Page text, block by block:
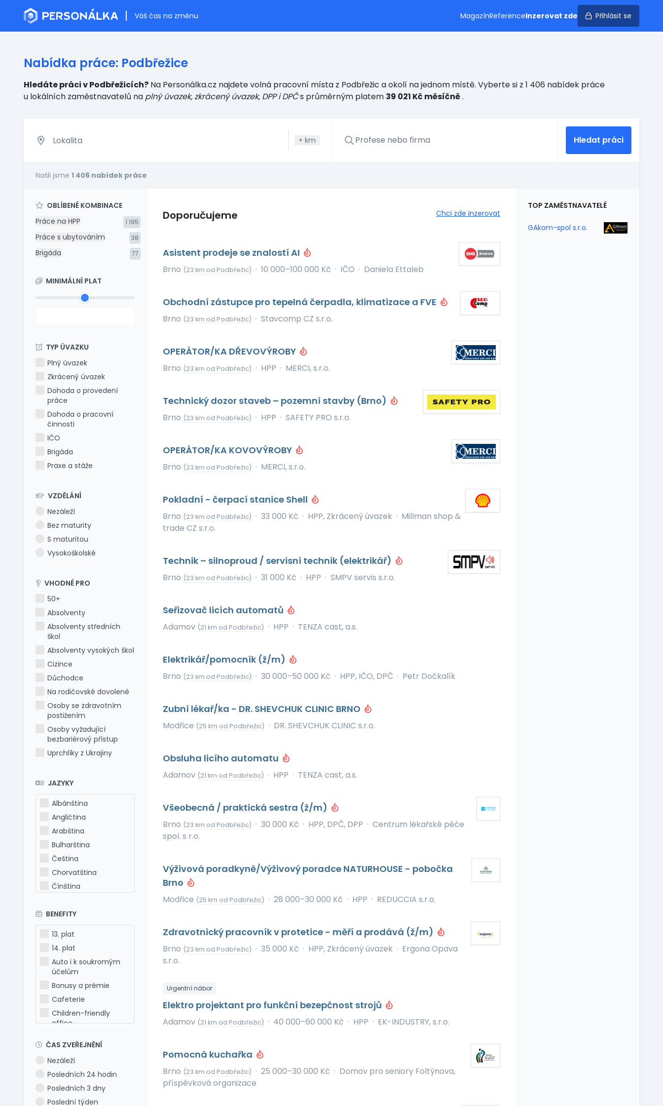
Váš čas na změnu MagazínReferenceInzerovat zde Přihlásit se
Nabídka práce: Podbřežice
Hledáte práci v Podbřežicích? Na Personálka.cz najdete volná pracovní místa z Podbřežic a okolí na jednom místě. Vyberte si z 1 406 nabídek práce
u lokálních zaměstnavatelů na plný úvazek, zkrácený úvazek, DPP i DPČs průměrným platem 39 021 Kč měsíčně.
+ km Hledat práci
Našli jsme 1 406 nabídek práce
OBLÍBENÉ KOMBINACE
Práce na HPP
1 195
Práce s ubytováním 38
Brigáda 77
MINIMÁLNÍ PLAT
TYP ÚVAZKU
Plný úvazek
Zkrácený úvazek
Dohoda o provedení
práce
Dohoda o pracovní
činnosti
IČO
Brigáda
Praxe a stáže
VZDĚLÁNÍ
Nezáleží
Bez maturity
S maturitou
Vysokoškolské
VHODNÉ PRO
50+
Absolventy
Absolventy středních
škol
Absolventy vysokých škol
Cizince
Důchodce
Na rodičovské dovolené
Osoby se zdravotním
postižením
Osoby vyžadující
bezbariérový přístup
Uprchlíky z Ukrajiny
JAZYKY
Albánština
Angličtina
Arabština
Bulharština
Čeština
Chorvatština
Čínština
Francouzština
Hebrejština
Holandština
Italština
Japonština
Latina
Litevština
Lotyšština
Maďarština
Makedonština
Polština
Portugalština
Rumunština
BENEFITY
13. plat
14. plat
Auto i k soukromým
účelům
Bonusy a prémie
Cafeterie
Children-friendly
office
Dovolená 6 týdnů
Dovolená navíc
Firemní akce
ČAS ZVEŘEJNĚNÍ
Nezáleží
Posledních 24 hodin
Posledních 3 dny
Poslední týden
Doporučujeme Chci zde inzerovat
Asistent prodeje se znalostí AI
Brno (23 km od Podbřežic) · 10 000–100 000 Kč · IČO · Daniela Ettaleb
Obchodní zástupce pro tepelná čerpadla, klimatizace a FVE
Brno (23 km od Podbřežic) · Stavcomp CZ s.r.o.
OPERÁTOR/KA DŘEVOVÝROBY
Brno (23 km od Podbřežic) · HPP · MERCI, s.r.o.
Technický dozor staveb – pozemní stavby (Brno)
Brno (23 km od Podbřežic) · HPP · SAFETY PRO s.r.o.
OPERÁTOR/KA KOVOVÝROBY
Brno (23 km od Podbřežic) · MERCI, s.r.o.
Pokladní - čerpací stanice Shell
Brno (23 km od Podbřežic) · 33 000 Kč · HPP, Zkrácený úvazek · Millman shop &
trade CZ s.r.o.
Technik – silnoproud / servisní technik (elektrikář)
Brno (23 km od Podbřežic) · 31 000 Kč · HPP · SMPV servis s.r.o.
Seřizovač licích automatů
Adamov (21 km od Podbřežic) · HPP · TENZA cast, a.s.
Elektrikář/pomocník (ž/m)
Brno (23 km od Podbřežic) · 30 000–50 000 Kč · HPP, IČO, DPČ · Petr Dočkalík
Zubní lékař/ka - DR. SHEVCHUK CLINIC BRNO
Modřice (25 km od Podbřežic) · DR. SHEVCHUK CLINIC s.r.o.
Obsluha licího automatu
Adamov (21 km od Podbřežic) · HPP · TENZA cast, a.s.
Všeobecná / praktická sestra (ž/m)
Brno (23 km od Podbřežic) · 30 000 Kč · HPP, DPČ, DPP · Centrum lékařské péče
spol. s r.o.
Výživová poradkyně/Výživový poradce NATURHOUSE - pobočka
Brno
Modřice (25 km od Podbřežic) · 28 000–30 000 Kč · HPP · REDUCCIA s.r.o.
Zdravotnický pracovník v protetice - měří a prodává (ž/m)
Brno (23 km od Podbřežic) · 35 000 Kč · HPP, Zkrácený úvazek · Ergona Opava
s.r.o.
Urgentní nábor
Elektro projektant pro funkční bezepčnost strojů
Adamov (21 km od Podbřežic) · 40 000–60 000 Kč · HPP · EK-INDUSTRY, s.r.o.
Pomocná kuchařka
Brno (23 km od Podbřežic) · 25 000–30 000 Kč · Domov pro seniory Foltýnova,
příspěvková organizace
TOP ZAMĚSTNAVATELÉ
GAkom-spol s.r.o.